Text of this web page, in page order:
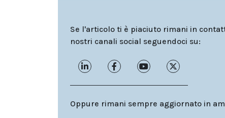
Se l'articolo ti è piaciuto rimani in
nostri canali social seguendoci su:
Oppure rimani sempre aggiornato in